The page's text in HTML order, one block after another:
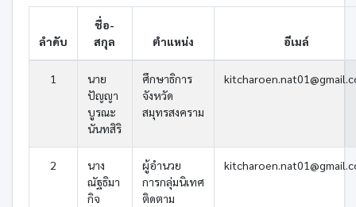
ลำดับ
ชื่อ-
สกุล
ตำแหน่ง อีเมล์
1
นาย
ปัญญา
บูรณะ
นันทสิริ
ศึกษาธิการ
จังหวัด
สมุทรสงคราม
2
นาง
ณัฐธิมา
กิจ
ผู้อำนวย
การกลุ่มนิเทศ
ติดตาม